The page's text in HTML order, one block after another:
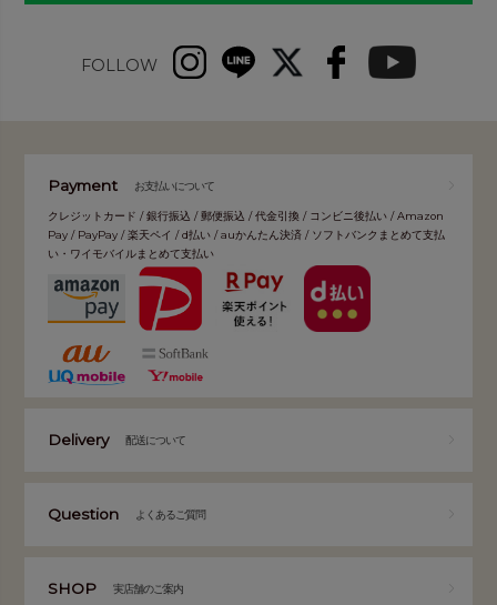
FOLLOW
Payment お支払いについて
クレジットカード / 銀行振込 / 郵便振込 / 代金引換 / コンビニ後払い / Amazon
Pay / PayPay / 楽天ペイ / d払い / auかんたん決済 / ソフトバンクまとめて支払
い・ワイモバイルまとめて支払い
Delivery 配送について
Question よくあるご質問
SHOP 実店舗のご案内